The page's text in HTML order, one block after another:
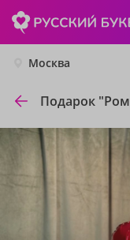
Москва
Подарок